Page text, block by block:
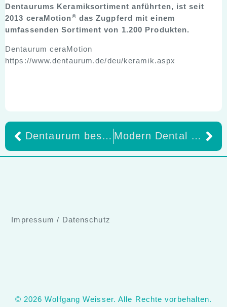
Dentaurums Keramiksortiment anführten, ist seit
2013 ceraMotion® das Zugpferd mit einem
umfassenden Sortiment von 1.200 Produkten.
Dentaurum ceraMotion
https://www.dentaurum.de/deu/keramik.aspx
Dentaurum besteht Umweltaudit erneut erfolgreich – Neue 3-Jahres-Ziele Modern Dental Europe und Ivoclar präsentieren die revolutionäre IPS e.max® Guided Veneer Treatment by TrioClear®360
Impressum / Datenschutz
© 2026 Wolfgang Weisser. Alle Rechte vorbehalten.